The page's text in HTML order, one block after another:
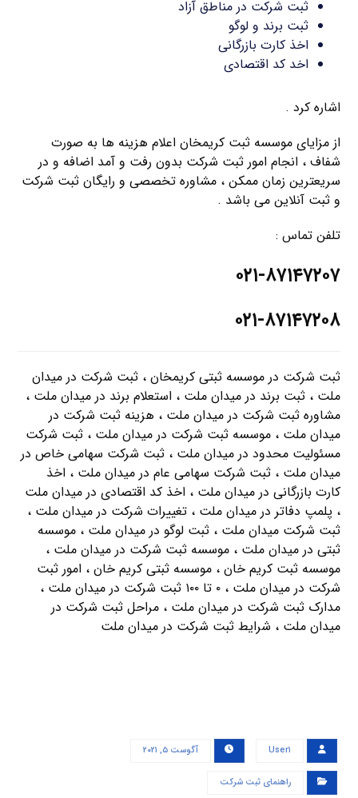
ثبت شرکت در مناطق آزاد
ثبت برند و لوگو
اخذ کارت بازرگانی
اخد کد اقتصادی
اشاره کرد .
از مزایای موسسه ثبت کریمخان اعلام هزینه ها به صورت
شفاف ، انجام امور ثبت شرکت بدون رفت و آمد اضافه و در
سریعترین زمان ممکن ، مشاوره تخصصی و رایگان ثبت شرکت
و ثبت آنلاین می باشد .
تلفن تماس :
۰۲۱-۸۷۱۴۷۲۰۷
۰۲۱-۸۷۱۴۷۲۰۸
ثبت شرکت در موسسه ثبتی کریمخان ، ثبت شرکت در میدان
ملت ، ثبت برند در میدان ملت ، استعلام برند در میدان ملت ،
مشاوره ثبت شرکت در میدان ملت ، هزینه ثبت شرکت در
میدان ملت ، موسسه ثبت شرکت در میدان ملت ، ثبت شرکت
مسئولیت محدود در میدان ملت ، ثبت شرکت سهامی خاص در
میدان ملت ، ثبت شرکت سهامی عام در میدان ملت ، اخذ
کارت بازرگانی در میدان ملت ، اخذ کد اقتصادی در میدان ملت
، پلمپ دفاتر در میدان ملت ، تغییرات شرکت در میدان ملت ،
ثبت شرکت میدان ملت ، ثبت لوگو در میدان ملت ، موسسه
ثبتی در میدان ملت ، موسسه ثبت شرکت در میدان ملت ،
موسسه ثبت کریم خان ، موسسه ثبتی کریم خان ، امور ثبت
شرکت در میدان ملت ، ۰ تا ۱۰۰ ثبت شرکت در میدان ملت ،
مدارک ثبت شرکت در میدان ملت ، مراحل ثبت شرکت در
میدان ملت ، شرایط ثبت شرکت در میدان ملت
User۱ آگوست ۵, ۲۰۲۱
راهنمای ثبت شرکت